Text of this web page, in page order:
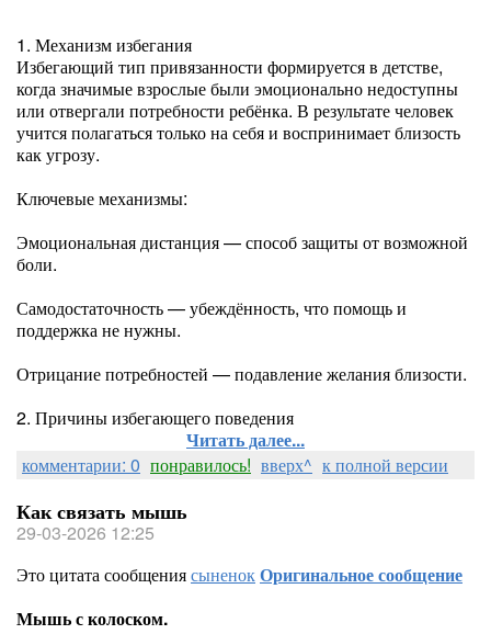
1. Механизм избегания
Избегающий тип привязанности формируется в детстве,
когда значимые взрослые были эмоционально недоступны
или отвергали потребности ребёнка. В результате человек
учится полагаться только на себя и воспринимает близость
как угрозу.
Ключевые механизмы:
Эмоциональная дистанция — способ защиты от возможной
боли.
Самодостаточность — убеждённость, что помощь и
поддержка не нужны.
Отрицание потребностей — подавление желания близости.
2. Причины избегающего поведения
Читать далее...
комментарии: 0 понравилось! вверх^ к полной версии
Как связать мышь
29-03-2026 12:25
Это цитата сообщениясыненокОригинальное сообщение
Мышь с колоском.